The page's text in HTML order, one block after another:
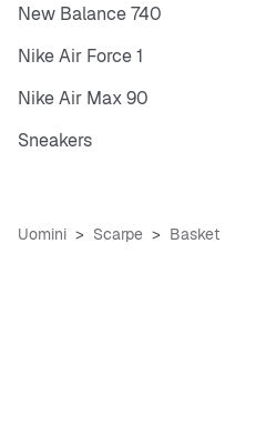
New Balance 740
Nike Air Force 1
Nike Air Max 90
Sneakers
Uomini Scarpe Basket